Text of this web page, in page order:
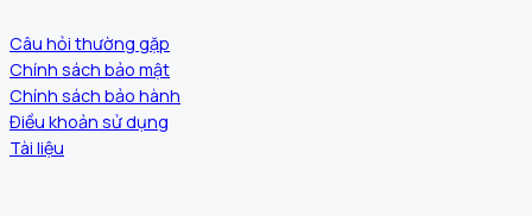
Câu hỏi thường gặp
Chính sách bảo mật
Chính sách bảo hành
Điều khoản sử dụng
Tài liệu